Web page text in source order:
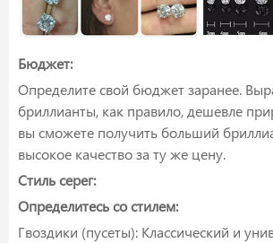
Бюджет:
Определите свой бюджет заранее.
бриллианты, как правило, дешевле
вы сможете получить больший
высокое качество за ту же цену.
Стиль серег:
Определитесь со стилем:
Гвоздики (пусеты): Классический и